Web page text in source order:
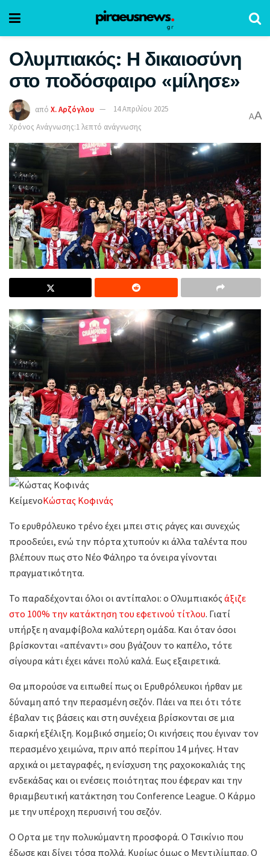
Ολυμπιακός: Η δικαιοσύνη
στο ποδόσφαιρο «μίλησε»
από Χ. Αρζόγλου
14 Απριλίου 2025
Χρόνος Ανάγνωσης:1 λεπτό ανάγνωσης
AA
ΚείμενοΚώστας Κοφινάς
Το ερυθρόλευκο τρένο έχει μπει στις ράγες και συνεχώς
προοδεύει, ενώ την πόρτα χτυπούν κι άλλα ταλέντα που
βλέπουν πως στο Νέο Φάληρο τα όνειρα γίνονται
πραγματικότητα.
Το παραδέχονται όλοι οι αντίπαλοι: ο Ολυμπιακόςάξιζε
στο 100% την κατάκτηση του εφετινού τίτλου. Γιατί
υπήρξε η αναμφίβολα καλύτερη ομάδα. Και όταν όσοι
βρίσκονται «απέναντι» σου βγάζουν το καπέλο, τότε
σίγουρα κάτι έχει κάνει πολύ καλά. Εως εξαιρετικά.
Θα μπορούσε να ειπωθεί πως οι Ερυθρόλευκοι ήρθαν με
δύναμη από την περασμένη σεζόν. Πάει να πει ότι τότε
έβαλαν τις βάσεις και στη συνέχεια βρίσκονται σε μια
διαρκή εξέλιξη. Κομβικό σημείο; Οι κινήσεις που έγιναν τον
περασμένο χειμώνα, πριν από περίπου 14 μήνες. Ηταν
αρχικά οι μεταγραφές, η ενίσχυση της ραχοκοκαλιάς της
ενδεκάδας και οι ενέσεις ποιότητας που έφεραν και την
θριαμβευτική κατάκτηση του Conference League. Ο Κάρμο
με την υπέροχη περυσινή του σεζόν.
Ο Ορτα με την πολυκύμαντη προσφορά. Ο Τσικίνιο που
έδωσε και δίνει τόσα πολλά. Κυρίως όμως ο Μεντιλίμπαρ. Ο